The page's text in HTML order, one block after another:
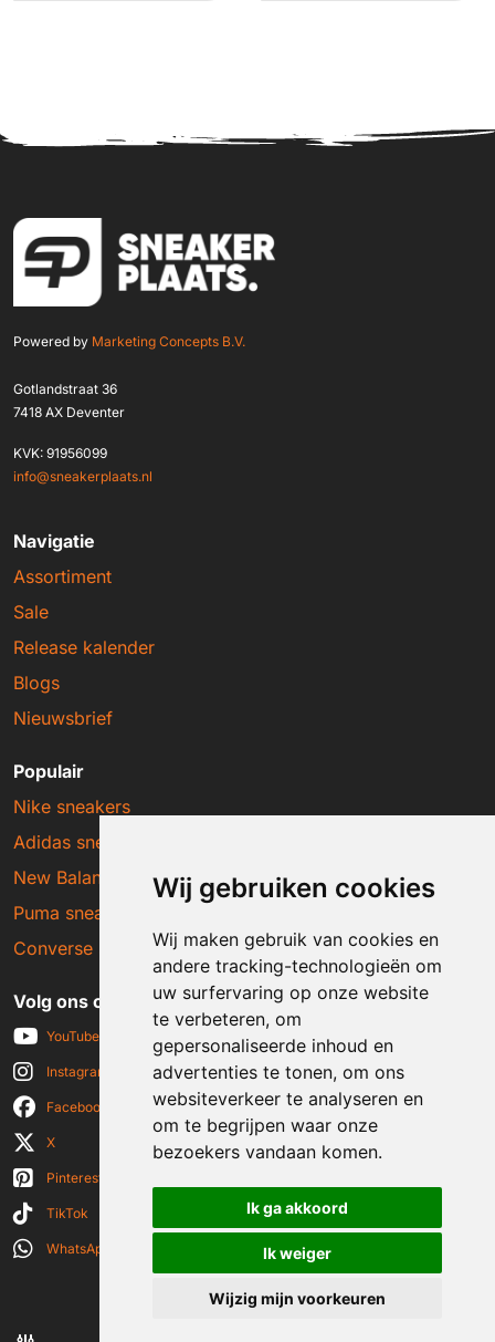
Wij gebruiken cookies
Wij maken gebruik van cookies en
andere tracking-technologieën om
uw surfervaring op onze website
te verbeteren, om
gepersonaliseerde inhoud en
advertenties te tonen, om ons
websiteverkeer te analyseren en
om te begrijpen waar onze
bezoekers vandaan komen.
Ik ga akkoord
Ik weiger
Wijzig mijn voorkeuren
Powered by Marketing Concepts B.V.
Gotlandstraat 36
7418 AX Deventer
KVK: 91956099
info@sneakerplaats.nl
Navigatie
Assortiment
Sale
Release kalender
Blogs
Nieuwsbrief
Populair
Nike sneakers
Adidas sneakers
New Balance sneakers
Puma sneakers
Converse sneakers
Volg ons op social media
YouTube
Instagram
Facebook
X
Pinterest
TikTok
WhatsApp